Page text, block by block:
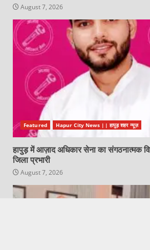
August 7, 2026
Featured Hapur City News || हापुड़ शहर न्यूज़
हापुड़ में आज़ाद अधिकार सेना का संगठनात्मक
जिला प्रभारी
August 7, 2026